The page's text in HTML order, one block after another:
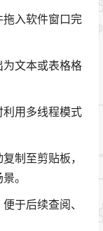
入软件窗口完
文本或表格格
用多线程模式
制至剪贴板，
。
于后续查阅、